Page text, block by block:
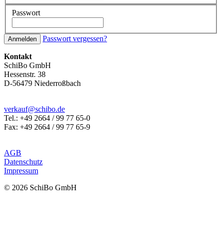
Passwort
Anmelden Passwort vergessen?
Kontakt
SchiBo GmbH
Hessenstr. 38
D-56479 Niederroßbach
verkauf@schibo.de
Tel.: +49 2664 / 99 77 65-0
Fax: +49 2664 / 99 77 65-9
AGB
Datenschutz
Impressum
© 2026 SchiBo GmbH